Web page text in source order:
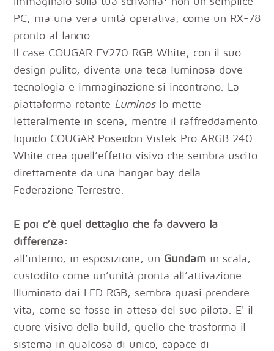
PC, ma una vera unità operativa, come un RX-78
pronto al lancio.
Il case COUGAR FV270 RGB White, con il suo
design pulito, diventa una teca luminosa dove
tecnologia e immaginazione si incontrano. La
piattaforma rotante Luminos lo mette
letteralmente in scena, mentre il raffreddamento
liquido COUGAR Poseidon Vistek Pro ARGB 240
White crea quell’effetto visivo che sembra uscito
direttamente da una hangar bay della
Federazione Terrestre.
E poi c’è quel dettaglio che fa davvero la
differenza:
all’interno, in esposizione, un Gundam in scala,
custodito come un’unità pronta all’attivazione.
Illuminato dai LED RGB, sembra quasi prendere
vita, come se fosse in attesa del suo pilota. E' il
cuore visivo della build, quello che trasforma il
sistema in qualcosa di unico, capace di